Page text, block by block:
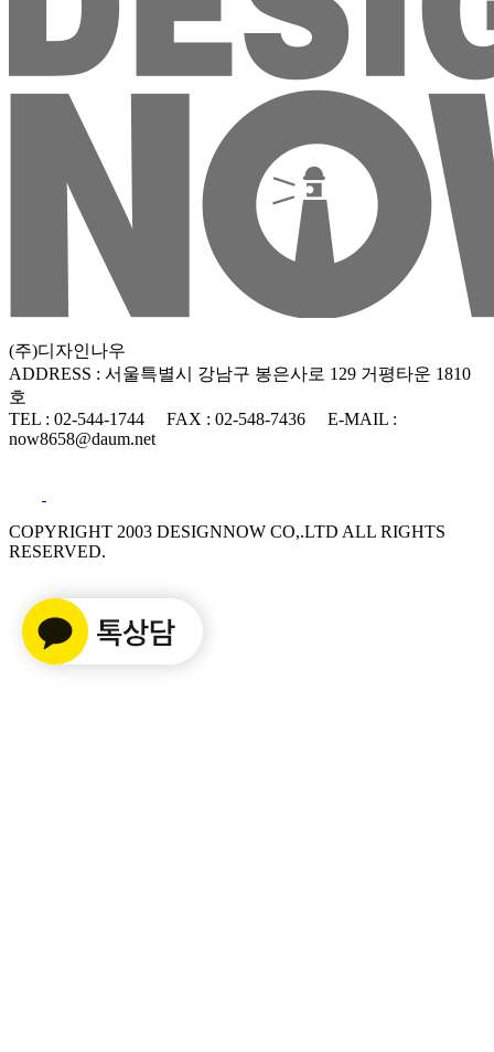
(주)디자인나우
ADDRESS : 서울특별시 강남구 봉은사로 129 거평타운 1810
호
TEL : 02-544-1744
FAX : 02-548-7436
E-MAIL :
now8658@daum.net
COPYRIGHT 2003 DESIGNNOW CO,.LTD ALL RIGHTS
RESERVED.